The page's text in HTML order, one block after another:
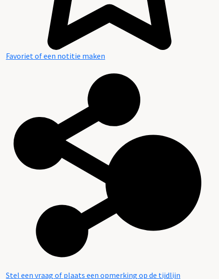
Favoriet of een notitie maken
Stel een vraag of plaats een opmerking op de tijdlijn